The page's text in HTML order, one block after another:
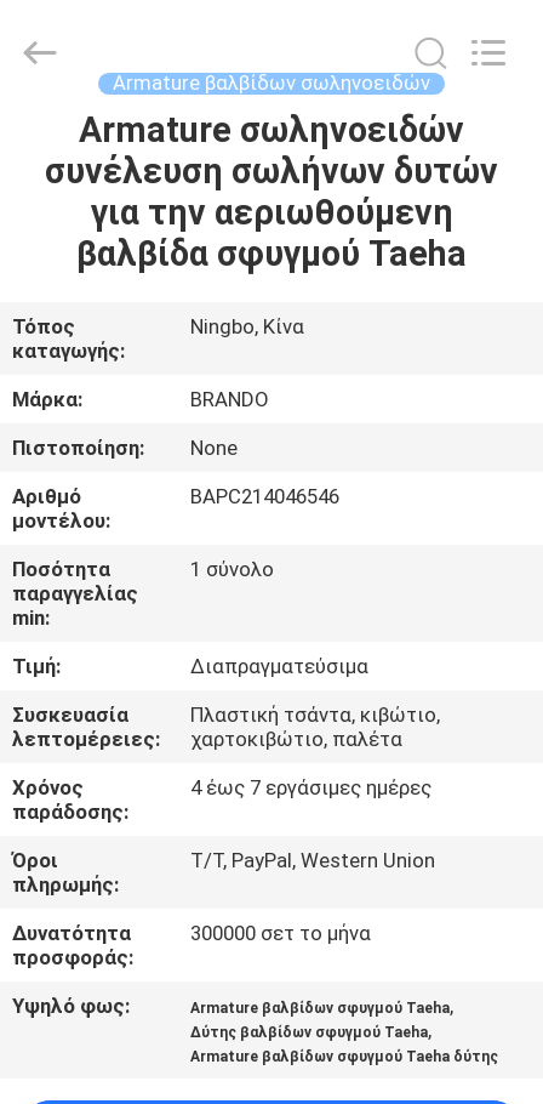
ΣΠΊΤΙ
ΠΡΟΪΌΝΤΑ
ΣΧΕΤΙΚΆ
ΜΕ
ΕΜΆΣ
ΕΠΙΣΚΈΨΕΙΣ
ΣΤΟ
ΕΡΓΟΣΤΆΣΙΟ
ΈΛΕΓΧΟΣ
ΠΟΙΌΤΗΤΑΣ
ΕΠΙΚΟΙΝΩΝΉΣΤΕ
ΜΑΖΊ
ΜΑΣ
ΖΗΤΉΣΤΕ
ΜΙΑ
ΠΡΟΣΦΟΡΆ
Armature βαλβίδων σωληνοειδών
Armature σωληνοειδών
συνέλευση σωλήνων δυτών
για την αεριωθούμενη
βαλβίδα σφυγμού Taeha
Τόπος
καταγωγής:
Ningbo, Κίνα
Μάρκα:
BRANDO
Πιστοποίηση:
None
Αριθμό
μοντέλου:
BAPC214046546
Ποσότητα
παραγγελίας
min:
1 σύνολο
Τιμή:
Διαπραγματεύσιμα
Συσκευασία
λεπτομέρειες:
Πλαστική τσάντα, κιβώτιο,
χαρτοκιβώτιο, παλέτα
Χρόνος
παράδοσης:
4 έως 7 εργάσιμες ημέρες
Όροι
πληρωμής:
T/T, PayPal, Western Union
Δυνατότητα
προσφοράς:
300000 σετ το μήνα
Υψηλό φως: Armature βαλβίδων σφυγμού Taeha,
Δύτης βαλβίδων σφυγμού Taeha,
Armature βαλβίδων σφυγμού Taeha δύτης